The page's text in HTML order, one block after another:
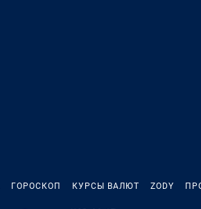
ГОРОСКОП КУРСЫ ВАЛЮТ ZODY